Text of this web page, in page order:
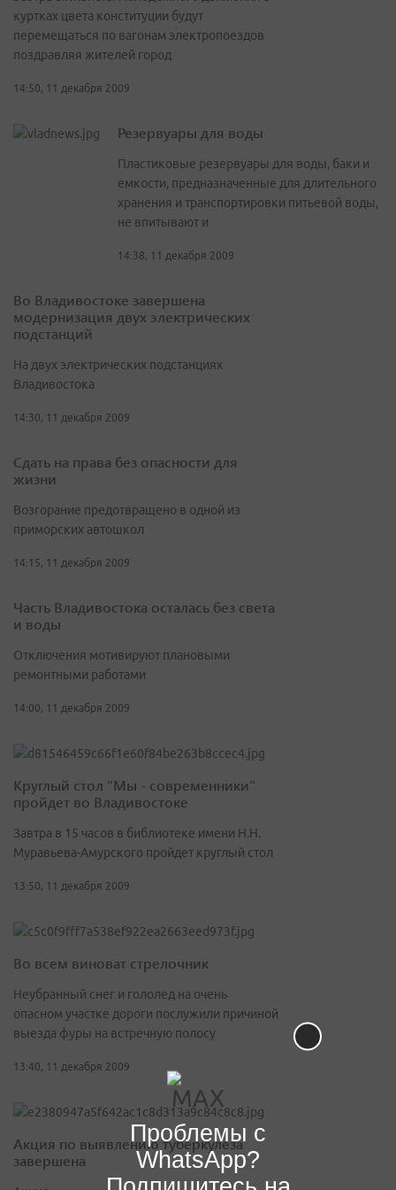
куртках цвета конституции будут
перемещаться по вагонам электропоездов
поздравляя жителей город
14:50, 11 декабря 2009
Резервуары для воды
Пластиковые резервуары для воды, баки и
емкости, предназначенные для длительного
хранения и транспортировки питьевой воды,
не впитывают и
14:38, 11 декабря 2009
Во Владивостоке завершена
модернизация двух электрических
подстанций
На двух электрических подстанциях
Владивостока
14:30, 11 декабря 2009
Сдать на права без опасности для
жизни
Возгорание предотвращено в одной из
приморских автошкол
14:15, 11 декабря 2009
Часть Владивостока осталась без света
и воды
Отключения мотивируют плановыми
ремонтными работами
14:00, 11 декабря 2009
Круглый стол "Мы - современники"
пройдет во Владивостоке
Завтра в 15 часов в библиотеке имени Н.Н.
Муравьева-Амурского пройдет круглый стол
13:50, 11 декабря 2009
Во всем виноват стрелочник
Неубранный снег и гололед на очень
опасном участке дороги послужили причиной
выезда фуры на встречную полосу
13:40, 11 декабря 2009
Акция по выявлению туберкулеза
завершена
Проблемы с
WhatsApp?